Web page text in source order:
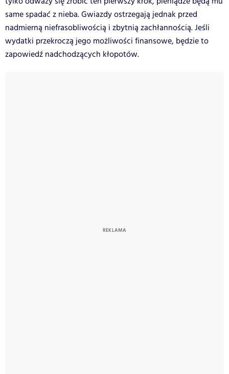
same spadać z nieba. Gwiazdy ostrzegają jednak przed
nadmierną niefrasobliwością i zbytnią zachłannością. Jeśli
wydatki przekroczą jego możliwości finansowe, będzie to
zapowiedź nadchodzących kłopotów.